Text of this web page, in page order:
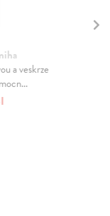
a veskrze